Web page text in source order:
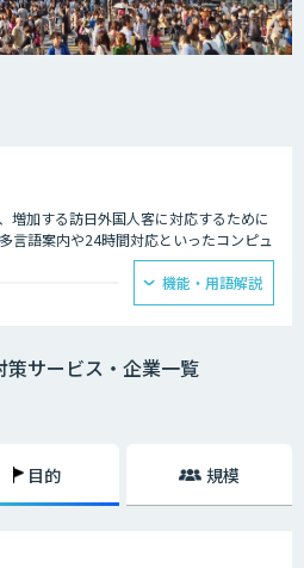
増加する訪日外国人客に対応するために
言語案内や24時間対応といったコンピュ
AIを観光業界に役立てている事例があり
る味方となることでしょう。
機能・用語解説
策サービス・企業一覧
目的 規模